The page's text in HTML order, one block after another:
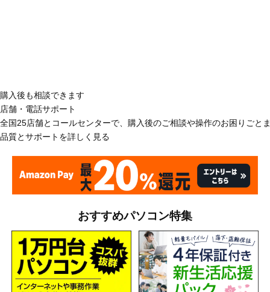
購入後も相談できます
店舗・電話サポート
全国25店舗とコールセンターで、購入後のご相談や操作のお困りごと
品質とサポートを詳しく見る
おすすめパソコン特集